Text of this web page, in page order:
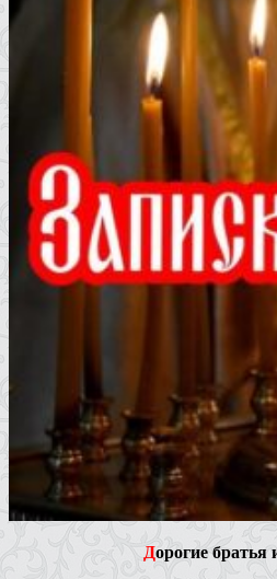
Дорогие братья